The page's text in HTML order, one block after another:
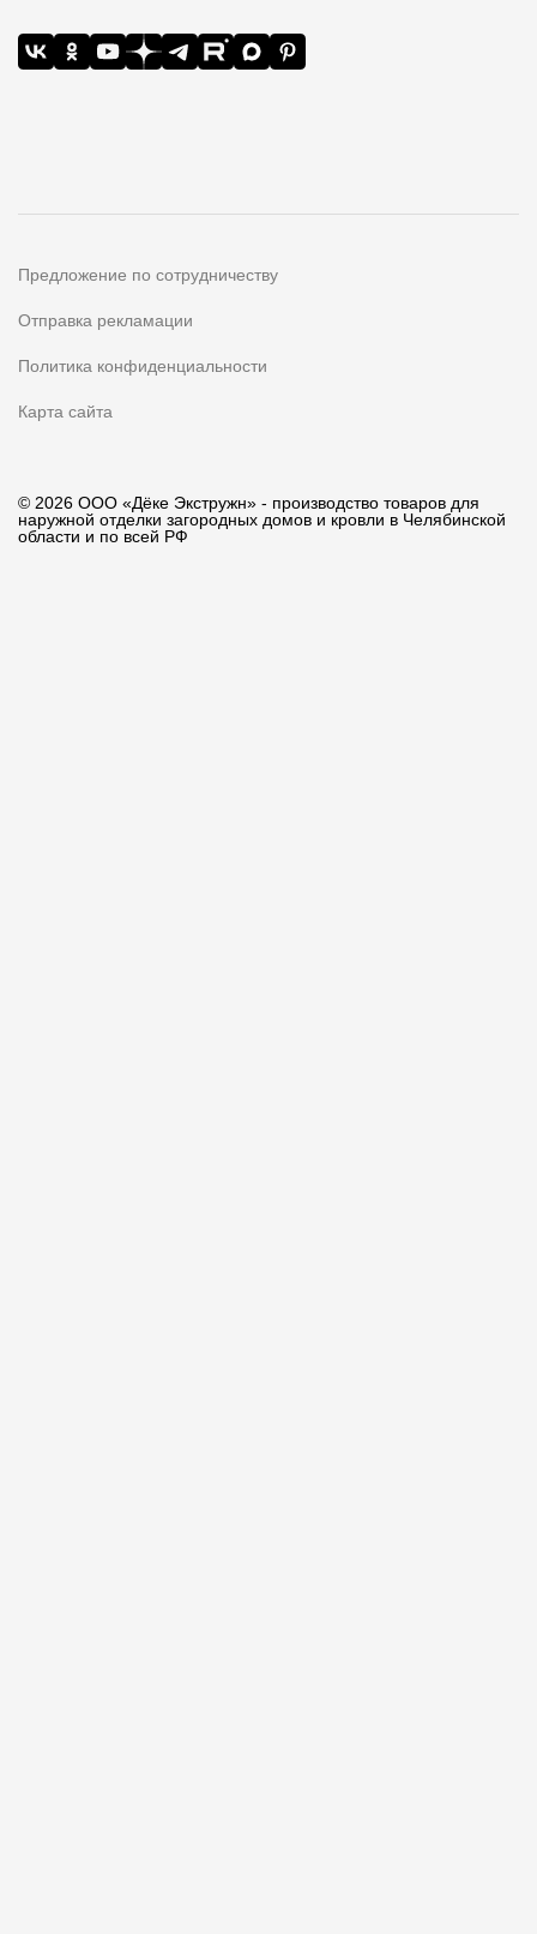
Предложение по сотрудничеству
Отправка рекламации
Политика конфиденциальности
Карта сайта
© 2026 ООО «Дёке Экстружн» - производство товаров для
наружной отделки загородных домов и кровли в Челябинской
области и по всей РФ